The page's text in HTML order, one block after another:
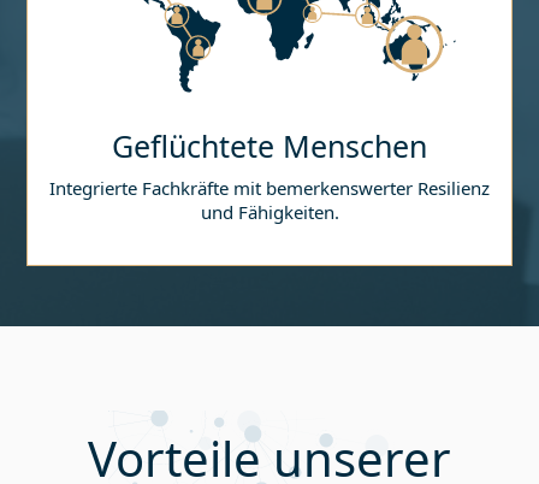
Geflüchtete Menschen
Integrierte Fachkräfte mit bemerkenswerter Resilienz
und Fähigkeiten.
Vorteile unserer